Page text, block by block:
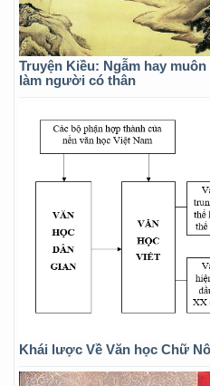
Truyện Kiều: Ngẫm hay
làm người có thân
Khái lược Về Văn học Chữ